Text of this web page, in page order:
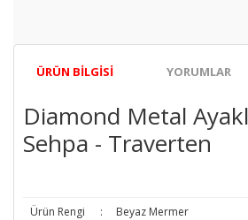
ÜRÜN BILGISI YORUMLAR
Diamond Metal
Sehpa - Traverten
Ürün Rengi :
Beyaz Mermer